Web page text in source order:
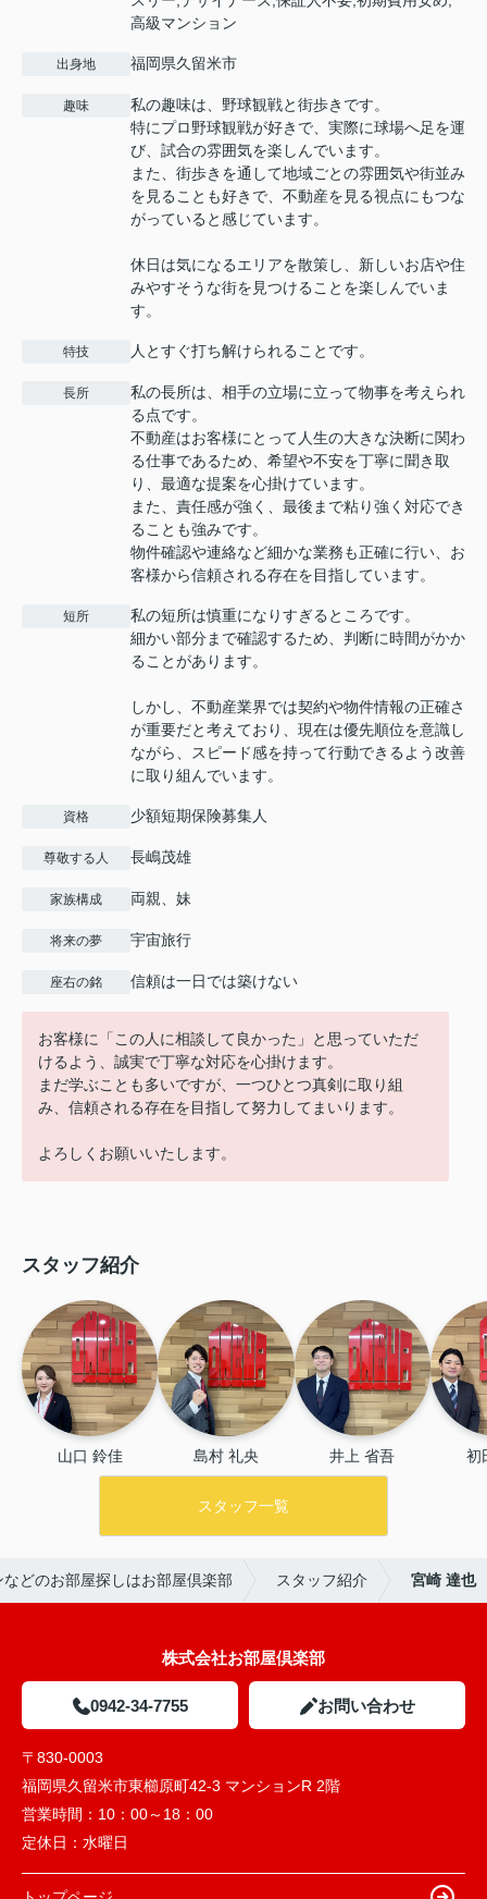
高級マンション
出身地 福岡県久留米市
趣味
私の趣味は、野球観戦と街歩きです。
特にプロ野球観戦が好きで、実際に球場へ足を運
び、試合の雰囲気を楽しんでいます。
また、街歩きを通して地域ごとの雰囲気や街並み
を見ることも好きで、不動産を見る視点にもつな
がっていると感じています。
休日は気になるエリアを散策し、新しいお店や住
みやすそうな街を見つけることを楽しんでいま
す。
特技 人とすぐ打ち解けられることです。
長所
私の長所は、相手の立場に立って物事を考えられ
る点です。
不動産はお客様にとって人生の大きな決断に関わ
る仕事であるため、希望や不安を丁寧に聞き取
り、最適な提案を心掛けています。
また、責任感が強く、最後まで粘り強く対応でき
ることも強みです。
物件確認や連絡など細かな業務も正確に行い、お
客様から信頼される存在を目指しています。
短所
私の短所は慎重になりすぎるところです。
細かい部分まで確認するため、判断に時間がかか
ることがあります。
しかし、不動産業界では契約や物件情報の正確さ
が重要だと考えており、現在は優先順位を意識し
ながら、スピード感を持って行動できるよう改善
に取り組んでいます。
資格 少額短期保険募集人
尊敬する人 長嶋茂雄
家族構成 両親、妹
将来の夢 宇宙旅行
座右の銘 信頼は一日では築けない
お客様に「この人に相談して良かった」と思っていただ
けるよう、誠実で丁寧な対応を心掛けます。
まだ学ぶことも多いですが、一つひとつ真剣に取り組
み、信頼される存在を目指して努力してまいります。
よろしくお願いいたします。
スタッフ紹介
山口 鈴佳 島村 礼央 井上 省吾 初
スタッフ一覧
どのお部屋探しはお部屋倶楽部 スタッフ紹介 宮崎 達也
株式会社お部屋倶楽部
0942-34-7755 お問い合わせ
〒830-0003
福岡県久留米市東櫛原町42-3 マンションR 2階
営業時間： 10：00～18：00
定休日： 水曜日